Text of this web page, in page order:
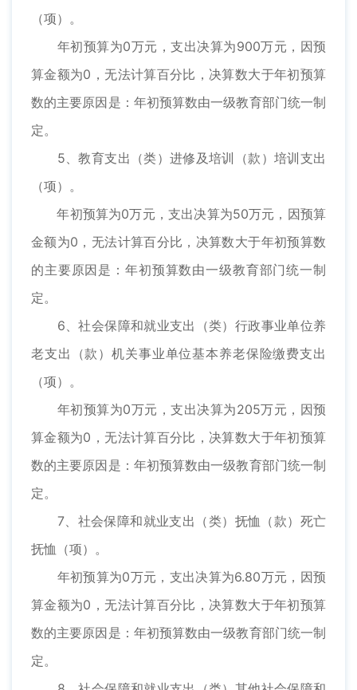
（项）。
年初预算为0万元，支出决算为900万元，因预
算金额为0，无法计算百分比，决算数大于年初预算
数的主要原因是：年初预算数由一级教育部门统一制
定。
5、教育支出（类）进修及培训（款）培训支出
（项）。
年初预算为0万元，支出决算为50万元，因预算
金额为0，无法计算百分比，决算数大于年初预算数
的主要原因是：年初预算数由一级教育部门统一制
定。
6、社会保障和就业支出（类）行政事业单位养
老支出（款）机关事业单位基本养老保险缴费支出
（项）。
年初预算为0万元，支出决算为205万元，因预
算金额为0，无法计算百分比，决算数大于年初预算
数的主要原因是：年初预算数由一级教育部门统一制
定。
7、社会保障和就业支出（类）抚恤（款）死亡
抚恤（项）。
年初预算为0万元，支出决算为6.80万元，因预
算金额为0，无法计算百分比，决算数大于年初预算
数的主要原因是：年初预算数由一级教育部门统一制
定。